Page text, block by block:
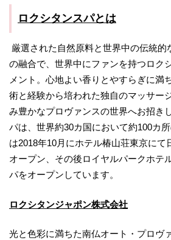
ロクシタンスパとは
厳選された自然原料と世界中の伝統的
の融合で、世界中にファンを持つロク
メント。心地よい香りとやすらぎに満
術と経験から培われた独自のマッサー
み豊かなプロヴァンスの世界へお招き
パは、世界約30カ国において約100カ
は2018年10月にホテル椿山荘東京にて
オープン、その後ロイヤルパークホテ
パをオープンしています。
ロクシタンジャポン株式会社
光と色彩に満ちた南仏オート・プロヴ